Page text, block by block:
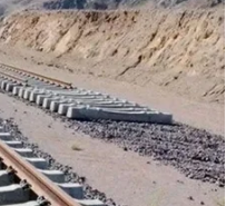
công nghệ tại một doanh
Thu/TTXVN)
doanh nghiệp tái
và quay lại sản
số hiệp hội doanh